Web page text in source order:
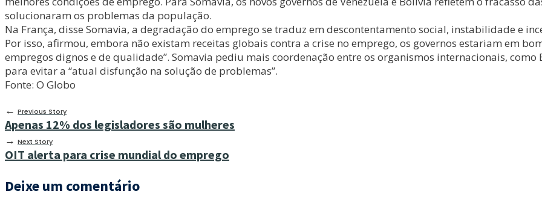
solucionaram os problemas da população.
Na França, disse Somavia, a degradação do emprego se traduz em descontentamento social, instabilidade e
Por isso, afirmou, embora não existam receitas globais contra a crise no emprego, os governos estariam em
empregos dignos e de qualidade”. Somavia pediu mais coordenação entre os organismos internacionais,
para evitar a “atual disfunção na solução de problemas”.
Fonte: O Globo
← Previous Story
Apenas 12% dos legisladores são mulheres
→ Next Story
OIT alerta para crise mundial do emprego
Deixe um comentário